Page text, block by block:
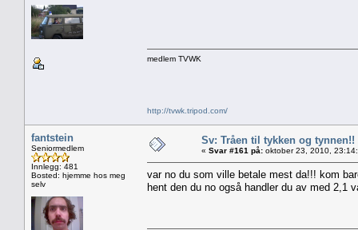
medlem TVWK
http://tvwk.tripod.com/
fantstein
Seniormedlem
Innlegg: 481
Bosted: hjemme hos meg
selv
Sv: Tråen til tykken og tynnen!!
« Svar #161 på: oktober 23, 2010,
var no du som ville betale mest da!!! kom
hent den du no også handler du av med 2,1